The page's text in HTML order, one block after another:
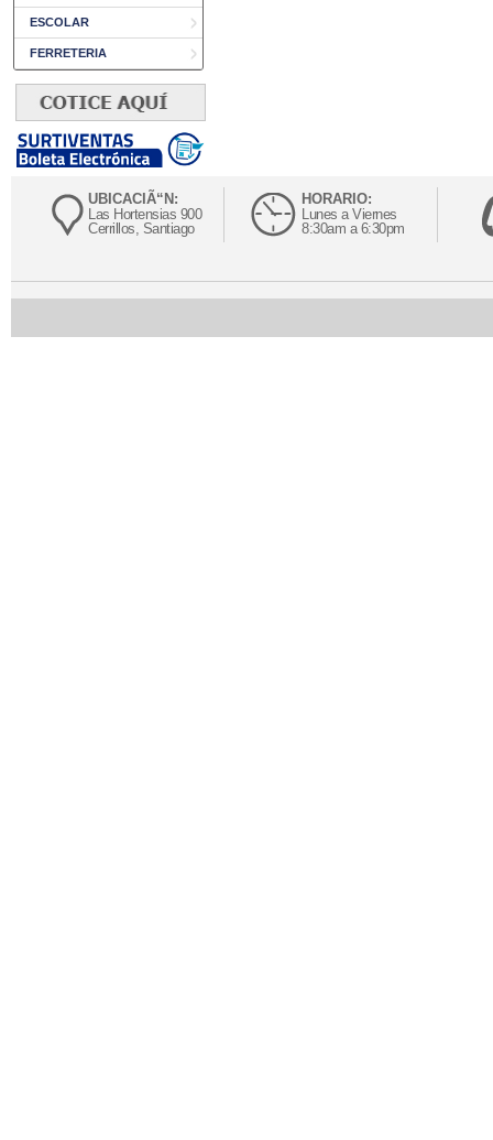
ESCOLAR
FERRETERIA
UBICACIÃ“N:
Las Hortensias 900
Cerrillos, Santiago
HORARIO:
Lunes a Viernes
8:30am a 6:30pm